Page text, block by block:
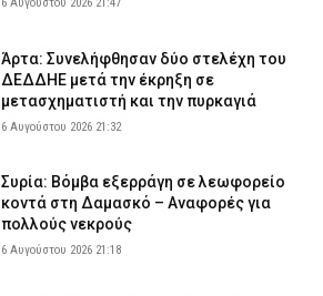
Άρτα: Συνελήφθησαν δύο στελέχη του
ΔΕΔΔΗΕ μετά την έκρηξη σε
μετασχηματιστή και την πυρκαγιά
6 Αυγούστου 2026 21:32
Συρία: Βόμβα εξερράγη σε λεωφορείο
κοντά στη Δαμασκό – Αναφορές για
πολλούς νεκρούς
6 Αυγούστου 2026 21:18